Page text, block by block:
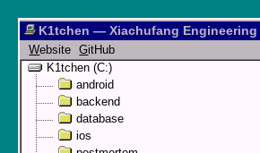
K1tchen — Xiachufang Engineering
Website GitHub
K1tchen (C:)
android
backend
database
ios